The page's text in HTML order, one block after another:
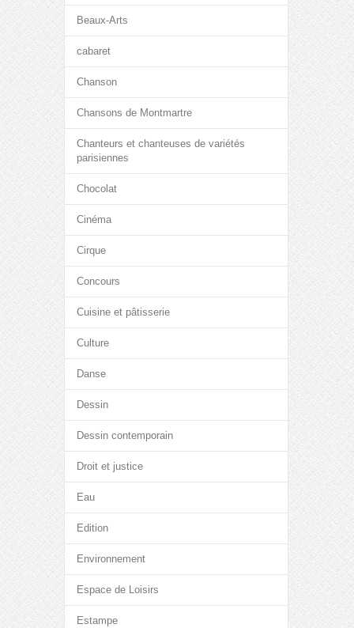
Beaux-Arts
cabaret
Chanson
Chansons de Montmartre
Chanteurs et chanteuses de variétés
parisiennes
Chocolat
Cinéma
Cirque
Concours
Cuisine et pâtisserie
Culture
Danse
Dessin
Dessin contemporain
Droit et justice
Eau
Edition
Environnement
Espace de Loisirs
Estampe